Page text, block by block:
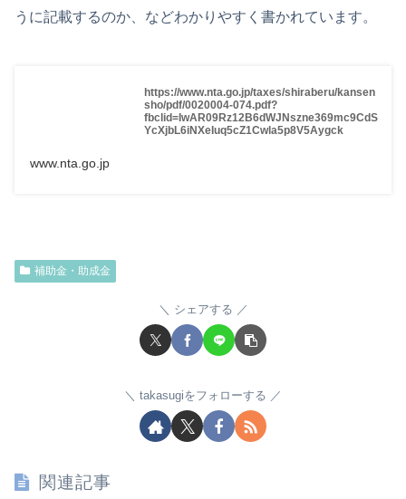
うに記載するのか、などわかりやすく書かれています。
https://www.nta.go.jp/taxes/shiraberu/kansen
sho/pdf/0020004-074.pdf?
fbclid=IwAR09Rz12B6dWJNszne369mc9CdS
YcXjbL6iNXeIuq5cZ1Cwla5p8V5Aygck
www.nta.go.jp
補助金・助成金
シェアする
takasugiをフォローする
関連記事